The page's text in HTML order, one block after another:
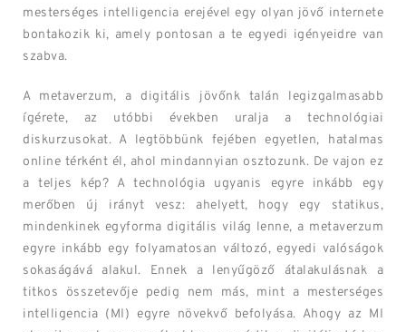
mesterséges intelligencia erejével egy olyan jövő internete
bontakozik ki, amely pontosan a te egyedi igényeidre van
szabva.
A metaverzum, a digitális jövőnk talán legizgalmasabb
ígérete, az utóbbi években uralja a technológiai
diskurzusokat. A legtöbbünk fejében egyetlen, hatalmas
online térként él, ahol mindannyian osztozunk. De vajon ez
a teljes kép? A technológia ugyanis egyre inkább egy
merőben új irányt vesz: ahelyett, hogy egy statikus,
mindenkinek egyforma digitális világ lenne, a metaverzum
egyre inkább egy folyamatosan változó, egyedi valóságok
sokaságává alakul. Ennek a lenyűgöző átalakulásnak a
titkos összetevője pedig nem más, mint a mesterséges
intelligencia (MI) egyre növekvő befolyása. Ahogy az MI